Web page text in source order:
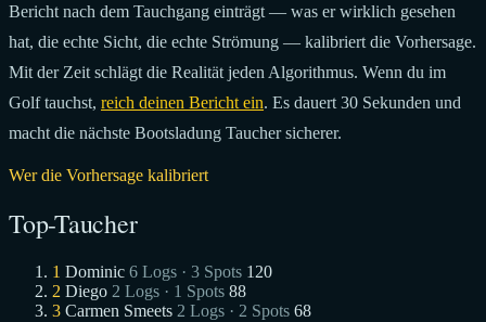
Bericht nach dem Tauchgang einträgt — was er wirklich gesehen
hat, die echte Sicht, die echte Strömung — kalibriert die Vorhersage.
Mit der Zeit schlägt die Realität jeden Algorithmus. Wenn du im
Golf tauchst, reich deinen Bericht ein. Es dauert 30 Sekunden und
macht die nächste Bootsladung Taucher sicherer.
Wer die Vorhersage kalibriert
Top-Taucher
1 Dominic 6 Logs · 3 Spots 120
2 Diego 2 Logs · 1 Spots 88
3 Carmen Smeets 2 Logs · 2 Spots 68